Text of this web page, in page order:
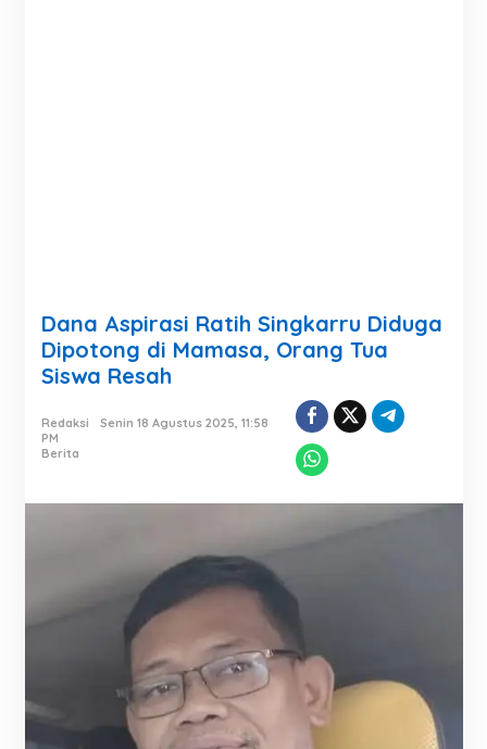
Dana Aspirasi Ratih Singkarru Diduga
Dipotong di Mamasa, Orang Tua
Siswa Resah
Redaksi
Senin 18 Agustus 2025, 11:58
PM
Berita